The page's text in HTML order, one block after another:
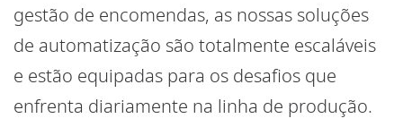
gestão de encomendas, as nossas soluções
de automatização são totalmente escaláveis
e estão equipadas para os desafios que
enfrenta diariamente na linha de produção.